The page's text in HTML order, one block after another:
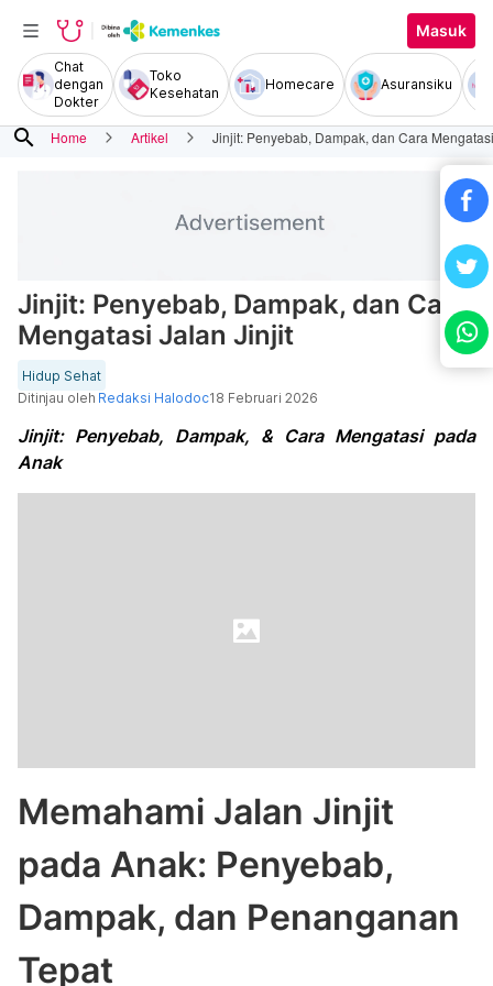
Masuk
Chat
dengan
Dokter
Toko
Kesehatan
Homecare Asuransiku
search Home Artikel Jinjit: Penyebab, Dampak, dan Cara
Jinjit: Penyebab, Dampak, dan Cara
Mengatasi Jalan Jinjit
Hidup Sehat
Ditinjau oleh Redaksi Halodoc18 Februari 2026
Jinjit: Penyebab, Dampak, & Cara Mengatasi pada
Anak
Memahami Jalan Jinjit
pada Anak: Penyebab,
Dampak, dan Penanganan
Tepat